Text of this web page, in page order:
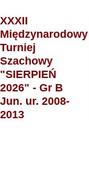
XXXII
Międzynarodowy
Turniej
Szachowy
"SIERPIEŃ
2026" - Gr B
Jun. ur. 2008-
2013